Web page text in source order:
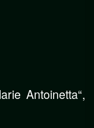
Antoinetta“,